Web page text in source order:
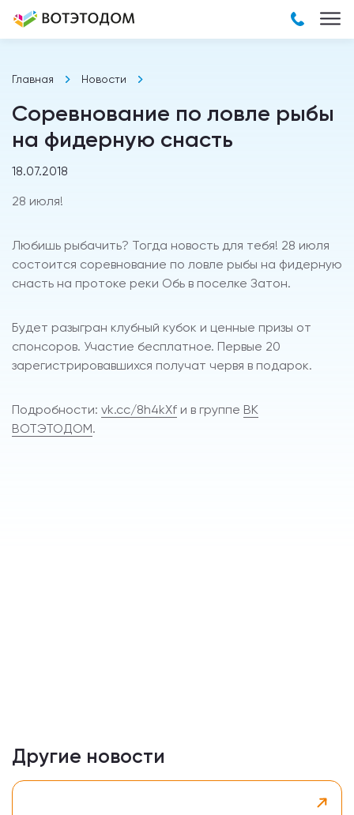
Главная Новости
Соревнование по ловле рыбы
на фидерную снасть
18.07.2018
28 июля!
Любишь рыбачить? Тогда новость для тебя! 28 июля
состоится соревнование по ловле рыбы на фидерную
снасть на протоке реки Обь в поселке Затон.
Будет разыгран клубный кубок и ценные призы от
спонсоров. Участие бесплатное. Первые 20
зарегистрировавшихся получат червя в подарок.
Подробности: vk.cc/8h4kXf и в группе ВК
ВОТЭТОДОМ.
Другие новости